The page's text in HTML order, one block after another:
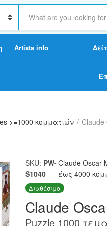
S
a
c
x
Artists info
>=1000 κομματιών / Claude
SKU: PW-
S1040
Claude Oscar
έως 4000
Διαθέσιμο
Claude
Puzzle 1000